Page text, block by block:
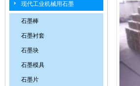
现代工业机械用石墨
石墨棒
石墨衬套
石墨块
石墨模具
石墨片